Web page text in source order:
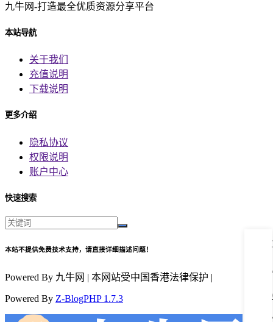
九牛网-打造最全优质资源分享平台
本站导航
关于我们
充值说明
下载说明
更多介绍
隐私协议
权限说明
账户中心
快速搜索
本站不提供免费技术支持，请直接详细描述问题！
Powered By 九牛网 | 本网站受中国香港法律保护 |
Powered By Z-BlogPHP 1.7.3